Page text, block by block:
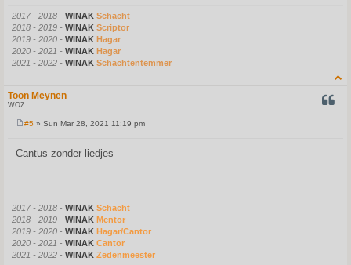
2017 - 2018 - WINAK Schacht
2018 - 2019 - WINAK Scriptor
2019 - 2020 - WINAK Hagar
2020 - 2021 - WINAK Hagar
2021 - 2022 - WINAK Schachtentemmer
Toon Meynen
WOZ
t
#5 » Sun Mar 28, 2021 11:19 pm
Cantus zonder liedjes
2017 - 2018 - WINAK Schacht
2018 - 2019 - WINAK Mentor
2019 - 2020 - WINAK Hagar/Cantor
2020 - 2021 - WINAK Cantor
2021 - 2022 - WINAK Zedenmeester